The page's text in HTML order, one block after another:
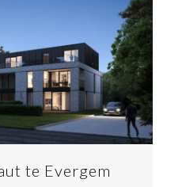
te Evergem